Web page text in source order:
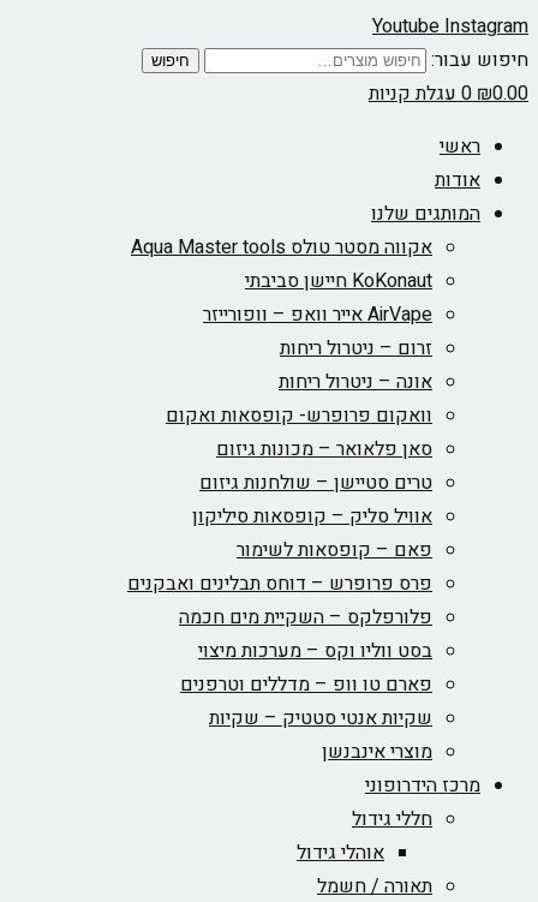
YoutubeInstagram
חיפוש עבור:
חיפוש
₪0.00
0עגלת קניות
ראשי
אודות
המותגים שלנו
אקווה מסטר טולס Aqua Master tools
KoKonaut חיישן סביבתי
AirVape אייר וואפ – וופורייזר
זרום – ניטרול ריחות
אונה – ניטרול ריחות
וואקום פרופרש- קופסאות ואקום
סאן פלאואר – מכונות גיזום
טרים סטיישן – שולחנות גיזום
אוויל סליק – קופסאות סיליקון
פאם – קופסאות לשימור
פרס פרופרש – דוחס תבלינים ואבקנים
פלורפלקס – השקיית מים חכמה
בסט ווליו וקס – מערכות מיצוי
פארם טו וופ – מדללים וטרפנים
שקיות אנטי סטטיק – שקיות
מוצרי אינבנשן
מרכז הידרופוני
חללי גידול
אוהלי גידול
תאורה / חשמל